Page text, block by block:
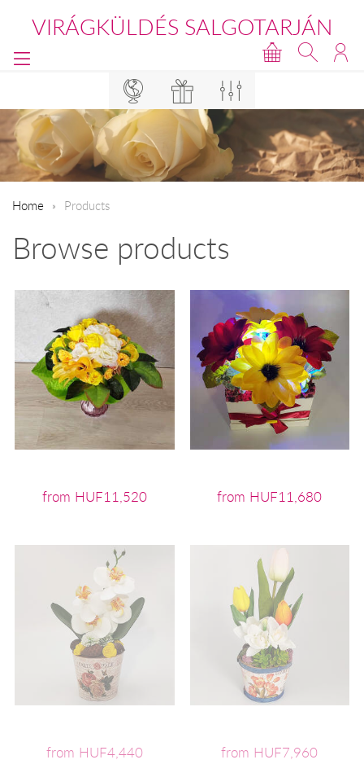
VIRÁGKÜLDÉS SALGOTARJÁN
Home Products
Browse products
from HUF11,520 from HUF11,680
from HUF4,440 from HUF7,960